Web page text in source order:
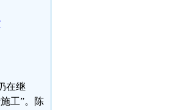
在继
工”。陈